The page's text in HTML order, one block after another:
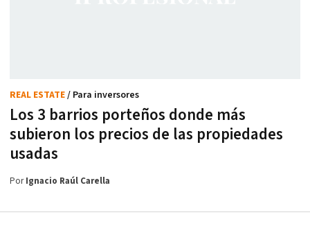
Los 3 barrios porteños donde más
subieron los precios de las propiedades
usadas
REAL ESTATE/ Para inversores
PorIgnacio Raúl Carella